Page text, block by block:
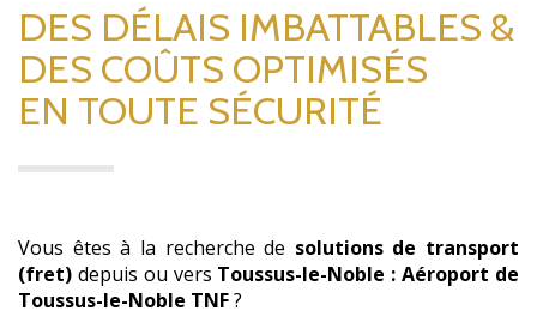
DES DÉLAIS IMBATTABLES &
DES COÛTS OPTIMISÉS
EN TOUTE SÉCURITÉ
Vous êtes à la recherche de solutions de transport
(fret) depuis ou vers Toussus-le-Noble : Aéroport de
Toussus-le-Noble TNF?